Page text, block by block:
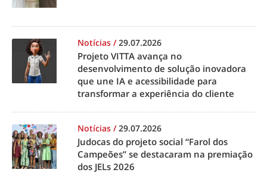
Notícias /29.07.2026
Projeto VITTA avança no
desenvolvimento de solução inovadora
que une IA e acessibilidade para
transformar a experiência do cliente
Notícias /29.07.2026
Judocas do projeto social “Farol dos
Campeões” se destacaram na premiação
dos JELs 2026